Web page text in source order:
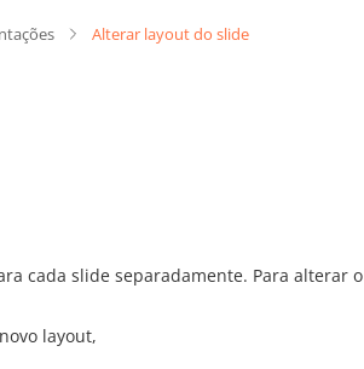
Alterar layout do slide
cada slide separadamente. Para alterar o
layout,